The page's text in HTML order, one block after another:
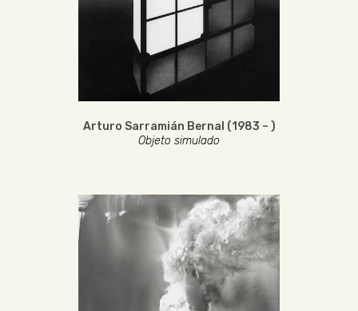
Arturo Sarramián Bernal (1983 – )
Objeto simulado